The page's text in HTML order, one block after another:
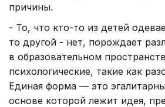
причины.
- То, что кто-то из детей
то другой - нет, порождает
в образовательном
психологические, такие как
Единая форма — это
основе которой лежит идея,